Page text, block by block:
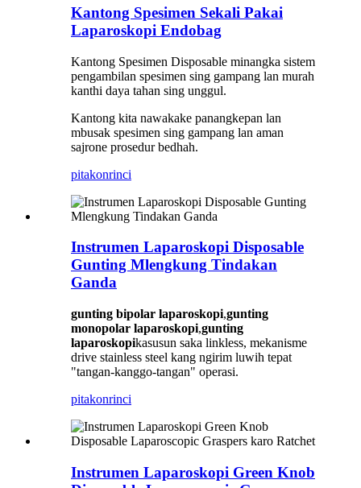
Kantong Spesimen Sekali Pakai
Laparoskopi Endobag
Kantong Spesimen Disposable minangka sistem
pengambilan spesimen sing gampang lan murah
kanthi daya tahan sing unggul.
Kantong kita nawakake panangkepan lan
mbusak spesimen sing gampang lan aman
sajrone prosedur bedhah.
pitakonrinci
Instrumen Laparoskopi Disposable
Gunting Mlengkung Tindakan
Ganda
gunting bipolar laparoskopi,gunting
monopolar laparoskopi,gunting
laparoskopikasusun saka linkless, mekanisme
drive stainless steel kang ngirim luwih tepat
"tangan-kanggo-tangan" operasi.
pitakonrinci
Instrumen Laparoskopi Green Knob